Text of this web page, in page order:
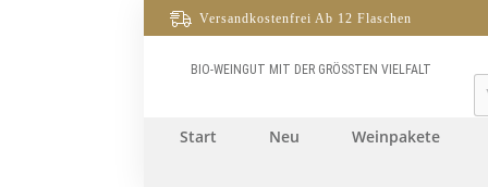
Versandkostenfrei Ab 12 Flaschen
BIO-WEINGUT MIT DER GRÖSSTEN VIELFALT
Start Neu Weinpakete